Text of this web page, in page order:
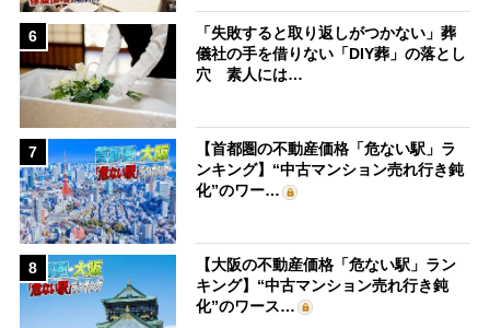
6
「失敗すると取り返しがつかない」葬
儀社の手を借りない「DIY葬」の落とし
穴 素人には…
7
【首都圏の不動産価格「危ない駅」ラ
ンキング】“中古マンション売れ行き鈍
化”のワー…
8
【大阪の不動産価格「危ない駅」ラン
キング】“中古マンション売れ行き鈍
化”のワース…